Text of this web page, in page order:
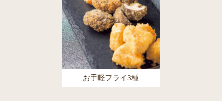
お手軽フライ3種